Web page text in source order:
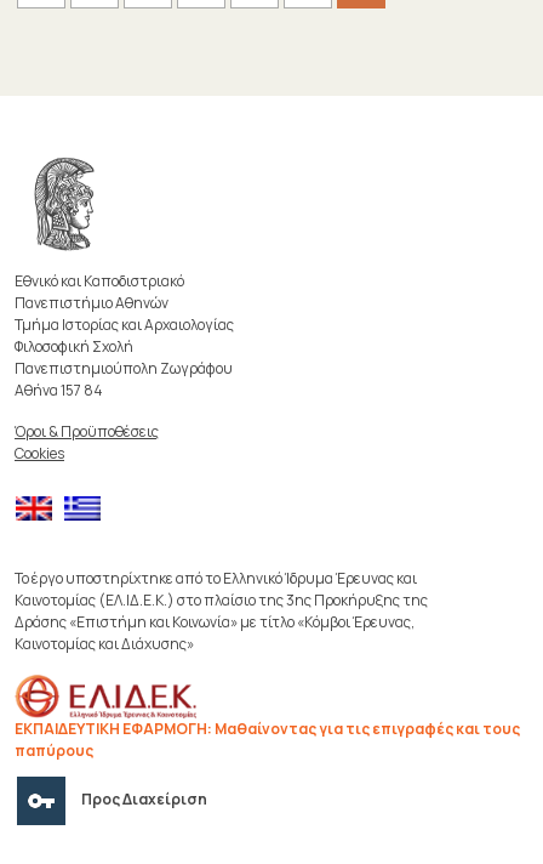
Εθνικό και Καποδιστριακό
Πανεπιστήμιο Αθηνών
Τμήμα Ιστορίας και Αρχαιολογίας
Φιλοσοφική Σχολή
Πανεπιστημιούπολη Ζωγράφου
Αθήνα 157 84
Όροι & Προϋποθέσεις
Cookies
Το έργο υποστηρίχτηκε από το Ελληνικό Ίδρυμα Έρευνας και
Καινοτομίας (ΕΛ.ΙΔ.Ε.Κ.) στο πλαίσιο της 3ης Προκήρυξης της
Δράσης «Επιστήμη και Κοινωνία» με τίτλο «Κόμβοι Έρευνας,
Καινοτομίας και Διάχυσης»
ΕΚΠΑΙΔΕΥΤΙΚΗ ΕΦΑΡΜΟΓΗ: Μαθαίνοντας για τις επιγραφές και τους
παπύρους
Προς Διαχείριση